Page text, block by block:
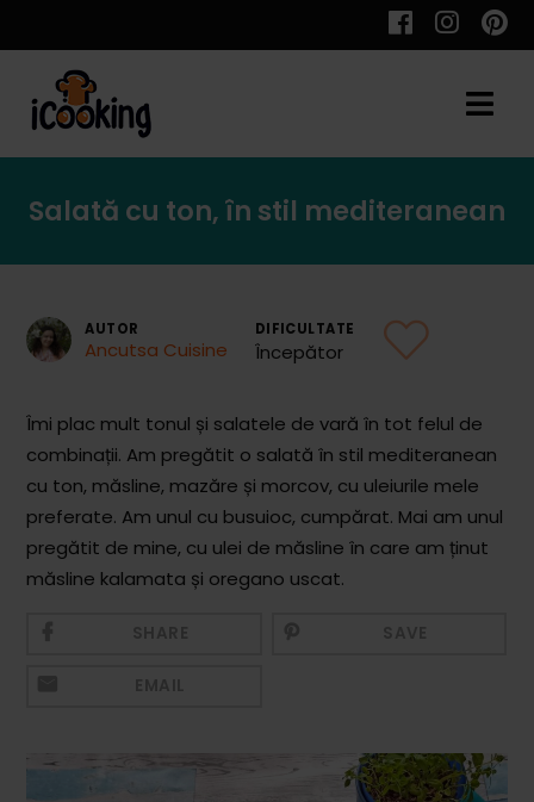
Retete
Toate Reţetele
Aperitive
Aperitive Calde
Aperitive Reci
Mezeluri
Ronțăieli
Cocktail-uri
Salată cu ton, în stil mediteranean
AUTOR
Ancutsa Cuisine
DIFICULTATE
Începător
Îmi plac mult tonul și salatele de vară în tot felul de
combinații. Am pregătit o salată în stil mediteranean
cu ton, măsline, mazăre și morcov, cu uleiurile mele
preferate. Am unul cu busuioc, cumpărat. Mai am unul
pregătit de mine, cu ulei de măsline în care am ținut
măsline kalamata și oregano uscat.